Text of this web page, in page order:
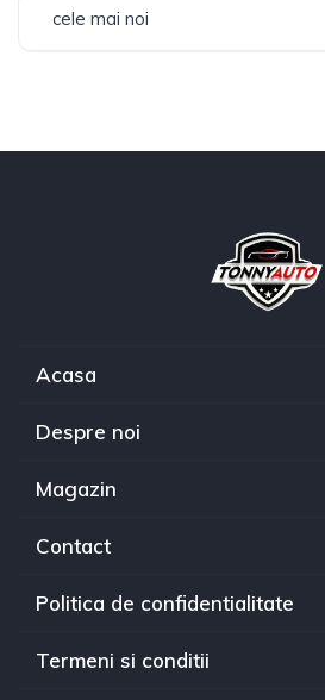
cele mai noi
Acasa
Despre noi
Magazin
Contact
Politica de confidentialitate
Termeni si conditii